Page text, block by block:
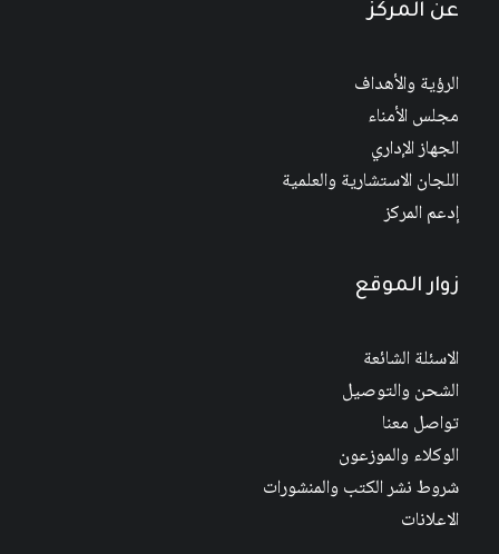
عن المركز
الرؤية والأهداف
مجلس الأمناء
الجهاز الإداري
اللجان الاستشارية والعلمية
إدعم المركز
زوار الموقع
الاسئلة الشائعة
الشحن والتوصيل
تواصل معنا
الوكلاء والموزعون
شروط نشر الكتب والمنشورات
الاعلانات